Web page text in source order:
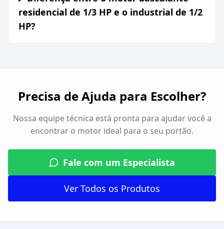
residencial de 1/3 HP e o industrial de 1/2
HP?
Precisa de Ajuda para Escolher?
Nossa equipe técnica está pronta para ajudar você a
encontrar o motor ideal para o seu portão.
Fale com um Especialista
Ver Todos os Produtos